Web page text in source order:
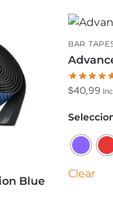
Blue
BAR
$40,99
Este
producto
tiene
Clear